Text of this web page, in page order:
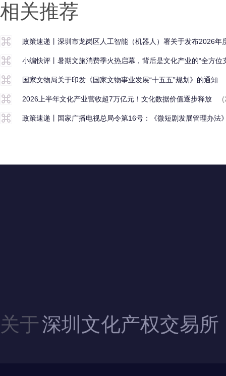
相关推荐
政策速递丨深圳市龙岗区人工智能（机器人）署关于发布2026
小编快评丨暑期文旅消费季火热启幕，背后是文化产业的“全方位
国家文物局关于印发《国家文物事业发展“十五五”规划》的通知
2026上半年文化产业营收超7万亿元！文化数据价值逐步释放
政策速递丨国家广播电视总局令第16号：《微短剧发展管理办法
关于深圳文化产权交易所